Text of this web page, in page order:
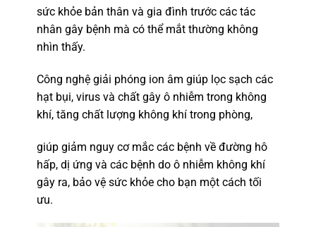
sức khỏe bản thân và gia đình trước các tác
nhân gây bệnh mà có thể mắt thường không
nhìn thấy.
Công nghệ giải phóng ion âm giúp lọc sạch các
hạt bụi, virus và chất gây ô nhiễm trong không
khí, tăng chất lượng không khí trong phòng,
giúp giảm nguy cơ mắc các bệnh về đường hô
hấp, dị ứng và các bệnh do ô nhiễm không khí
gây ra, bảo vệ sức khỏe cho bạn một cách tối
ưu.